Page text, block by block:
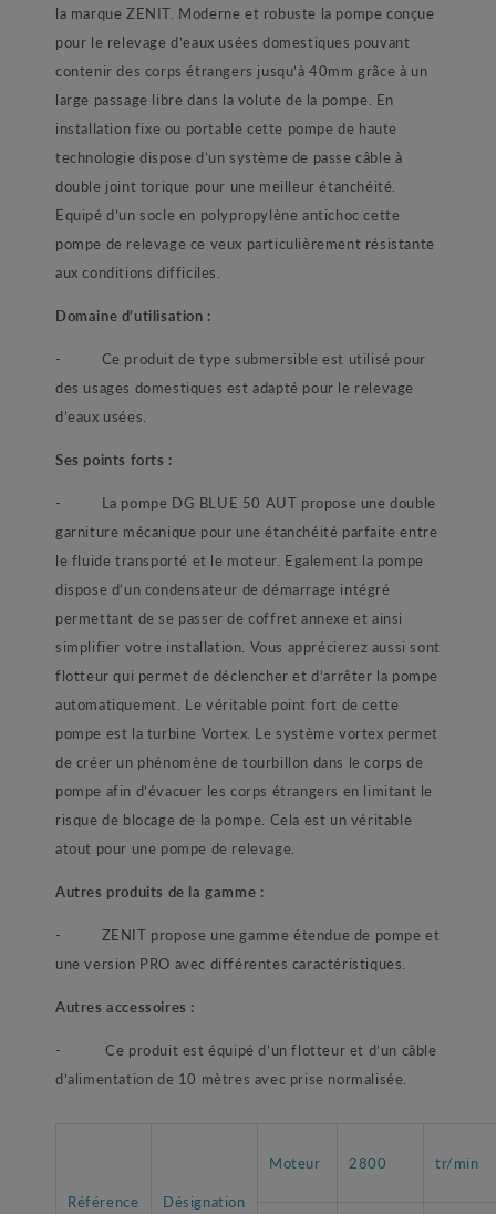
la marque ZENIT. Moderne et robuste la pompe conçue
pour le relevage d’eaux usées domestiques pouvant
contenir des corps étrangers jusqu’à 40mm grâce à un
large passage libre dans la volute de la pompe. En
installation fixe ou portable cette pompe de haute
technologie dispose d’un système de passe câble à
double joint torique pour une meilleur étanchéité.
Equipé d’un socle en polypropylène antichoc cette
pompe de relevage ce veux particulièrement résistante
aux conditions difficiles.
Domaine d’utilisation :
- Ce produit de type submersible est utilisé pour
des usages domestiques est adapté pour le relevage
d’eaux usées.
Ses points forts :
- La pompe DG BLUE 50 AUT propose une double
garniture mécanique pour une étanchéité parfaite entre
le fluide transporté et le moteur. Egalement la pompe
dispose d’un condensateur de démarrage intégré
permettant de se passer de coffret annexe et ainsi
simplifier votre installation. Vous apprécierez aussi sont
flotteur qui permet de déclencher et d’arrêter la pompe
automatiquement. Le véritable point fort de cette
pompe est la turbine Vortex. Le système vortex permet
de créer un phénomène de tourbillon dans le corps de
pompe afin d’évacuer les corps étrangers en limitant le
risque de blocage de la pompe. Cela est un véritable
atout pour une pompe de relevage.
Autres produits de la gamme :
- ZENIT propose une gamme étendue de pompe et
une version PRO avec différentes caractéristiques.
Autres accessoires :
- Ce produit est équipé d’un flotteur et d’un câble
d’alimentation de 10 mètres avec prise normalisée.
Référence Désignation
Moteur 2800 tr/min